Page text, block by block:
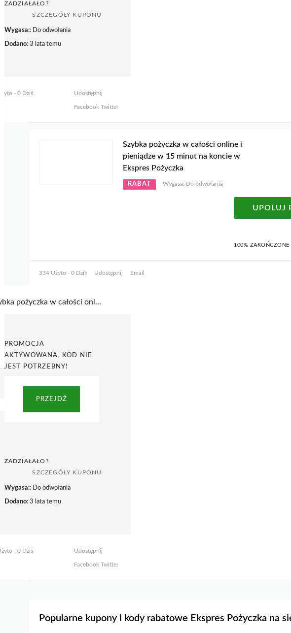
ZADZIAŁAŁO?
SZCZEGÓŁY KUPONU
Wygasa:: Do odwołania
Dodano: 3 lata temu
- 0 Dziś Udostępnij
FacebookTwitter
Szybka pożyczka w całości online i
pieniądze w 15 minut na koncie w
Ekspres Pożyczka
RABAT Wygasa: Do odwołania
UPOLUJ
100%
334 Użyto - 0 Dziś Udostępnij Email
Szybka pożyczka w całości online i pieniądze w 15 minut na koncie w Ekspres Pożyczka
PROMOCJA
AKTYWOWANA, KOD NIE
JEST POTRZEBNY!
PRZEJDŹ
ZADZIAŁAŁO?
SZCZEGÓŁY KUPONU
Wygasa:: Do odwołania
Dodano: 3 lata temu
- 0 Dziś Udostępnij
FacebookTwitter
Popularne kupony i kody rabatowe Ekspres Pożyczka na